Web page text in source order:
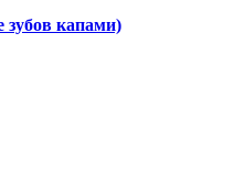
капами)